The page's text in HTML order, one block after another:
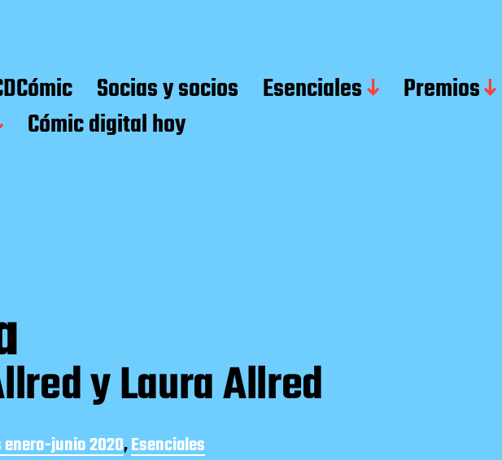
Socias y socios Esenciales
Premios
Cómic digital hoy
y Laura Allred
enero-junio 2020,Esenciales